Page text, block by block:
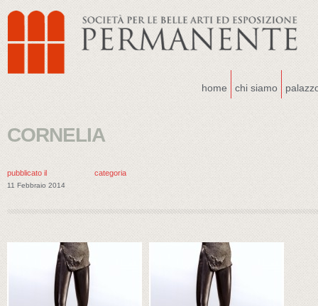
home chi siamo
CORNELIA
pubblicato il
11 Febbraio 2014
categoria